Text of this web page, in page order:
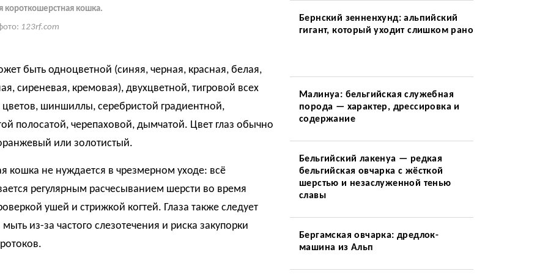
короткошерстная кошка.
123rf.com
быть одноцветной (синяя, черная, красная, белая,
сиреневая, кремовая), двухцветной, тигровой всех
шиншиллы, серебристой градиентной,
полосатой, черепаховой, дымчатой. Цвет глаз обычно
или золотистый.
кошка не нуждается в чрезмерном уходе: всё
регулярным расчесыванием шерсти во время
ушей и стрижкой когтей. Глаза также следует
мыть из-за частого слезотечения и риска закупорки
Бернский зенненхунд: альпийский
гигант, который уходит слишком рано
Малинуа: бельгийская служебная
порода — характер, дрессировка и
содержание
Бельгийский лакенуа — редкая
бельгийская овчарка с жёсткой
шерстью и незаслуженной тенью
славы
Бергамская овчарка: дредлок-
машина из Альп